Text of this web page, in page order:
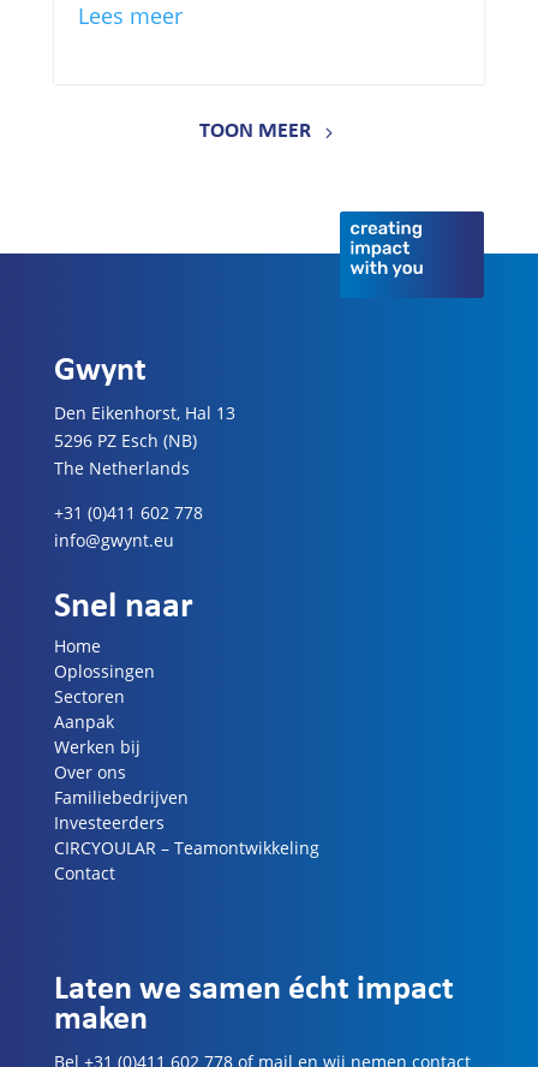
Lees meer
TOON MEER
Gwynt
Den Eikenhorst, Hal 13
5296 PZ Esch (NB)
The Netherlands
+31 (0)411 602 778
info@gwynt.eu
Snel naar
Home
Oplossingen
Sectoren
Aanpak
Werken bij
Over ons
Familiebedrijven
Investeerders
CIRCYOULAR – Teamontwikkeling
Contact
Laten we samen écht impact
maken
Bel +31 (0)411 602 778 of mail en wij nemen contact